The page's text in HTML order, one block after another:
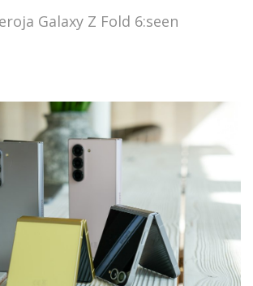
Galaxy Z Fold 6:seen